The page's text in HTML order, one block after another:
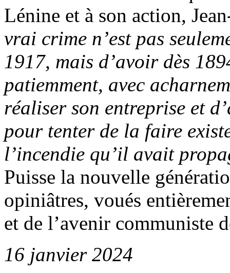
Lénine et à son action,
vrai crime n’est pas
1917, mais d’avoir dès
patiemment, avec
réaliser son entreprise et
pour tenter de la faire
l’incendie qu’il avait
Puisse la nouvelle
opiniâtres, voués
et de l’avenir communiste
16 janvier 2024